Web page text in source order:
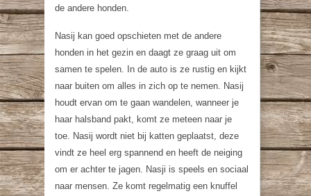
de andere honden.
Nasij kan goed opschieten met de andere
honden in het gezin en daagt ze graag uit om
samen te spelen. In de auto is ze rustig en kijkt
naar buiten om alles in zich op te nemen. Nasij
houdt ervan om te gaan wandelen, wanneer je
haar halsband pakt, komt ze meteen naar je
toe. Nasij wordt niet bij katten geplaatst, deze
vindt ze heel erg spannend en heeft de neiging
om er achter te jagen. Nasji is speels en sociaal
naar mensen. Ze komt regelmatig een knuffel